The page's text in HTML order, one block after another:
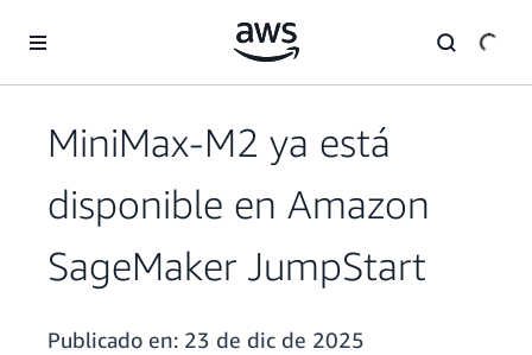
MiniMax-M2 ya está
disponible en Amazon
SageMaker JumpStart
Publicado en: 23 de dic de 2025